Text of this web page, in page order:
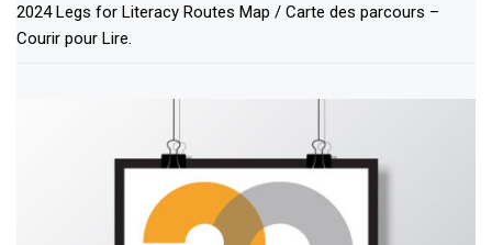
2024 Legs for Literacy Routes Map / Carte des parcours –
Courir pour Lire.